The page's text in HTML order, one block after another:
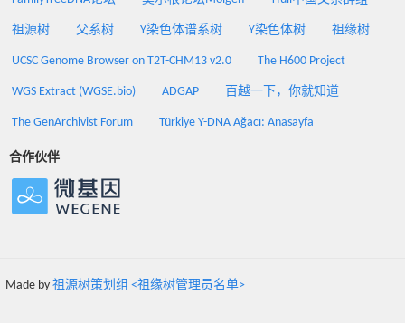
祖源树 父系树 Y染色体谱系树 Y染色体树 祖缘树
UCSC Genome Browser on T2T-CHM13 v2.0 The H600 Project
WGS Extract (WGSE.bio) ADGAP 百越一下，你就知道
The GenArchivist Forum Türkiye Y-DNA Ağacı: Anasayfa
合作伙伴
Made by 祖源树策划组 <祖缘树管理员名单>